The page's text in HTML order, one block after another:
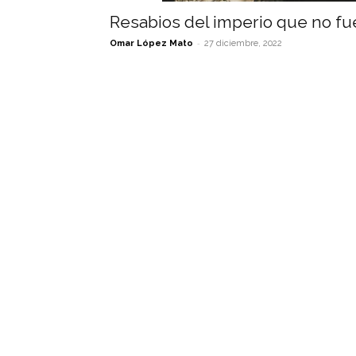
Resabios del imperio que no
Omar López Mato - 27 diciembre, 2022